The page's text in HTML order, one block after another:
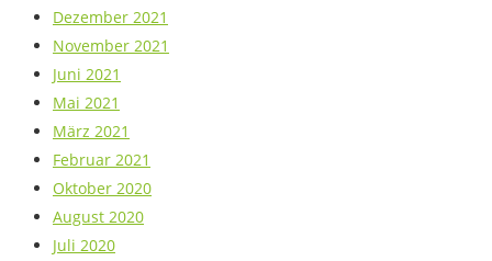
Dezember 2021
November 2021
Juni 2021
Mai 2021
März 2021
Februar 2021
Oktober 2020
August 2020
Juli 2020